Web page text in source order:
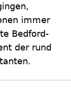
immer
Bedford-
der rund